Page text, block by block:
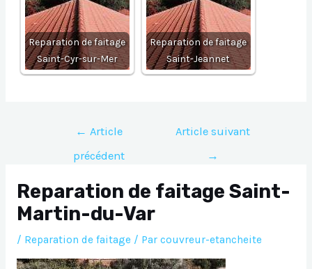
Reparation de faitage
Saint-Cyr-sur-Mer
Reparation de faitage
Saint-Jeannet
Navigation
l’article
← Article
précédent
Article suivant
→
Reparation de faitage Saint-
Martin-du-Var
/ Reparation de faitage/ Par couvreur-etancheite